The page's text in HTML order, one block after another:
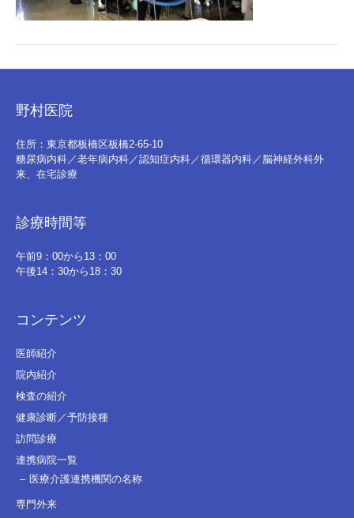
野村医院
住所：東京都板橋区板橋2-65-10
糖尿病内科／老年病内科／認知症内科／循環器内科／脳神経外科外
来、在宅診療
診療時間等
午前9：00から13：00
午後14：30から18：30
コンテンツ
医師紹介
院内紹介
検査の紹介
健康診断／予防接種
訪問診療
連携病院一覧
医療介護連携機関の名称
専門外来